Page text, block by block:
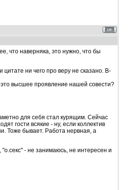
что наверняка, это нужно, что бы
ни чего про веру не сказано. В-
высшее проявление нашей совести?
для себя стал курящим. Сейчас
гости всякие - ну, если коллектив
Тоже бывает. Работа нервная, а
- не занимаюсь, не интересен и